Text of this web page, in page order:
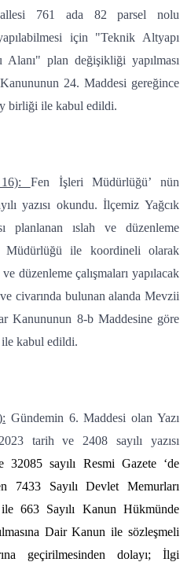
761 ada 82 parsel nolu
için "Teknik Altyapı
plan değişikliği yapılması
24. Maddesi gereğince
birliği ile kabul edildi.
Fen İşleri Müdürlüğü’ nün
yazısı okundu. İlçemiz Yağcık
planlanan ıslah ve düzenleme
Müdürlüğü ile koordineli olarak
düzenleme çalışmaları yapılacak
civarında bulunan alanda Mevzii
Kanununun 8-b Maddesine göre
kabul edildi.
Gündemin 6. Maddesi olan Yazı
tarih ve 2408 sayılı yazısı
32085 sayılı Resmi Gazete ‘de
7433 Sayılı Devlet Memurları
663 Sayılı Kanun Hükmünde
Dair Kanun ile sözleşmeli
geçirilmesinden dolayı; İlgi